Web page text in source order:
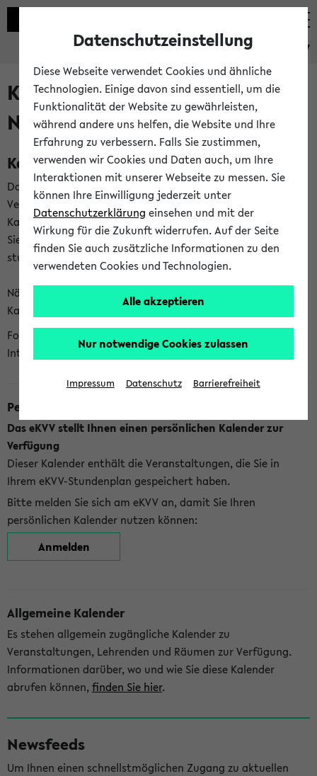
eKVV
Kalenderintegration und
Newsfeeds
Kalenderintegration
Das eKVV bietet Ihnen die Möglichkeit,
Veranstaltungstermine in eine Vielzahl von
Kalenderanwendungen einzubinden. Auf diese Weise können
Sie einen gemeinsamen Überblick über Ihre privaten und
studienbezogenen Termine erhalten.
Näheres zu Vorteilen und Funktionsweise der
Kalenderintegration können Sie auf unserer
Folgende Kalender bietet Ihnen das eKVV derzeit zur
Integration an:
Persönlicher Kalender
Das eKVV stellt Ihnen einen persönlichen Kalender zur
Verfügung
Dieser Kalender enthält die Veranstaltungen, die Sie in
Ihrem eKVV-Stundenplan gespeichert haben.
Bitte melden Sie sich am eKVV an, damit Sie Ihren
persönlichen Kalender nutzen können:
Anmelden
Allgemeine Kalender
Es stehen allgemein zugängliche Kalender zu
Veranstaltungen, Lehrenden und Räumen zur Verfügung.
Informationen darüber, wo und wie Sie diese Kalender
abrufen können, finden Sie hier.
Newsfeeds
Um Ihnen einen schnellstmöglichen Zugang zu aktuellen
Datenschutzeinstellung
Diese Webseite verwendet Cookies und ähnliche
Technologien. Einige davon sind essentiell, um die
Funktionalität der Website zu gewährleisten,
während andere uns helfen, die Website und Ihre
Erfahrung zu verbessern. Falls Sie zustimmen,
verwenden wir Cookies und Daten auch, um Ihre
Interaktionen mit unserer Webseite zu messen. Sie
können Ihre Einwilligung jederzeit unter
Datenschutzerklärung einsehen und mit der
Wirkung für die Zukunft widerrufen. Auf der Seite
finden Sie auch zusätzliche Informationen zu den
verwendeten Cookies und Technologien.
Alle akzeptieren
Nur notwendige Cookies zulassen
Impressum Datenschutz Barrierefreiheit